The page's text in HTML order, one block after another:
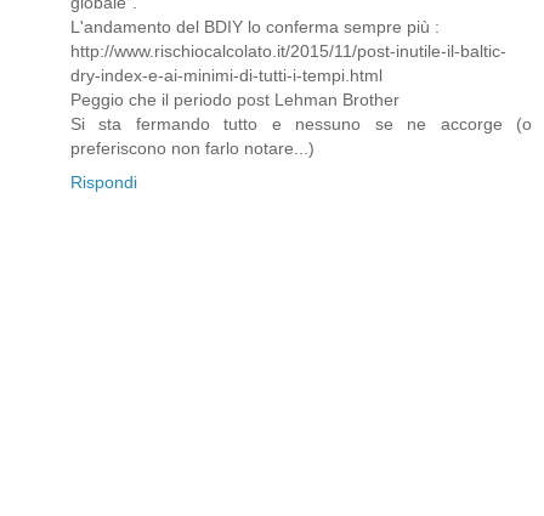
L'andamento del BDIY lo conferma sempre più :
http://www.rischiocalcolato.it/2015/11/post-inutile-il-baltic-
dry-index-e-ai-minimi-di-tutti-i-tempi.html
Peggio che il periodo post Lehman Brother
Si sta fermando tutto e nessuno se ne accorge (o
preferiscono non farlo notare...)
Rispondi